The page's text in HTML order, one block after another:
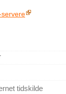
tidskilde